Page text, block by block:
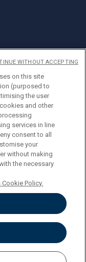
on this site
(purposed to
the user
and other
services in line
consent to all
your
without making
the necessary
Cookie Policy.
WITHOUT ACCEPTING